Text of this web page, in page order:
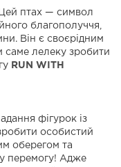
птах — символ
благополуччя,
Він є своєрідним
саме лелеку зробити
RUN WITH
фігурок із
особистий
оберегом та
перемогу! Адже